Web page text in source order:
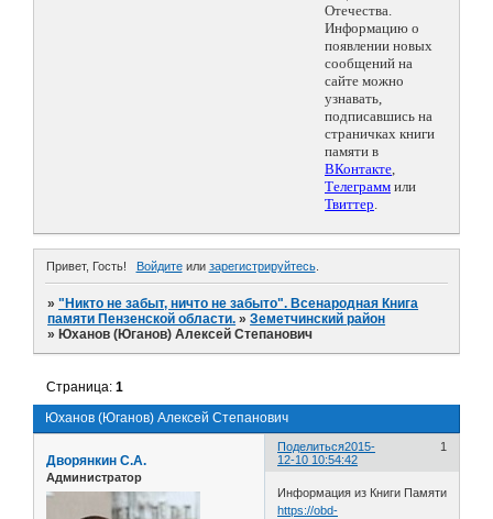
Отечества.
Информацию о
появлении новых
сообщений на
сайте можно
узнавать,
подписавшись на
страничках книги
памяти в
ВКонтакте,
Телеграмм или
Твиттер.
Привет, Гость! Войдитеили зарегистрируйтесь.
»"Никто не забыт, ничто не забыто". Всенародная Книга
памяти Пензенской области. »Земетчинский район
» Юханов (Юганов) Алексей Степанович
Юханов (Юганов) Алексей Степанович
Страница:1
Поделиться 1
2015-
12-10 10:54:42
Дворянкин С.А.
Администратор
Информация из Книги Памяти
https://obd-